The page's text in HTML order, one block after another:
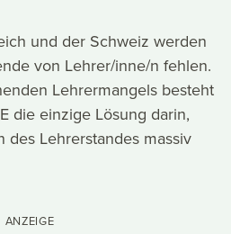
und der Schweiz werden
von Lehrer/inne/n fehlen.
Lehrermangels besteht
die einzige Lösung darin,
des Lehrerstandes massiv
ANZEIGE